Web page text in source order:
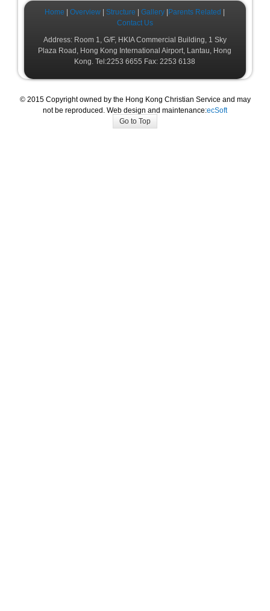
Home |Overview |Structure |Gallery Parents Related
Contact Us
Address: Room 1, G/F, HKIA Commercial Building, 1 Sky
Plaza Road, Hong Kong International Airport, Lantau, Hong
Kong. Tel:2253 6655 Fax: 2253 6138
© 2015 Copyright owned by the Hong Kong Christian Service and may
not be reproduced. Web design and maintenance:ecSoft
Go to Top